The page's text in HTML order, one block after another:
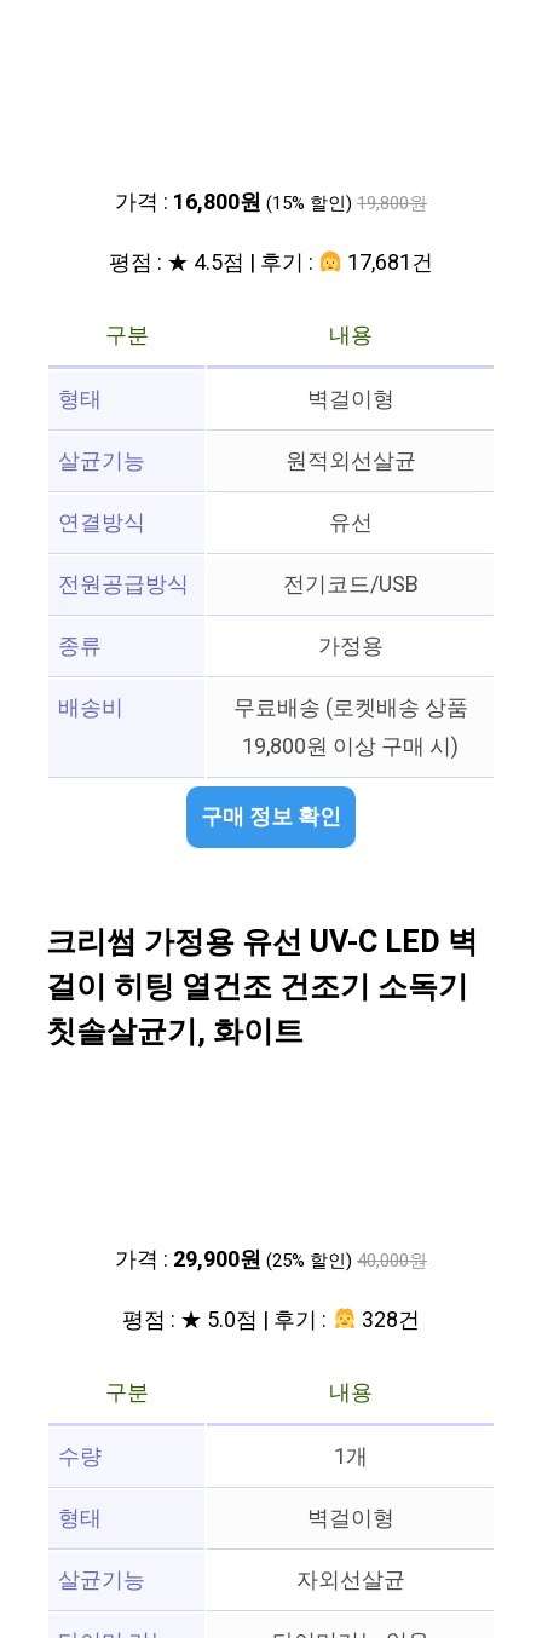
가격 : 16,800원 (15% 할인) 19,800원
평점 : ★ 4.5점 | 후기 : 17,681건
구분
내용
형태
벽걸이형
살균기능
원적외선살균
연결방식
유선
전원공급방식
전기코드/USB
종류
가정용
배송비
무료배송 (로켓배송 상품
19,800원 이상 구매 시)
구매 정보 확인
크리썸 가정용 유선 UV-C LED 벽
걸이 히팅 열건조 건조기 소독기
칫솔살균기, 화이트
가격 : 29,900원 (25% 할인) 40,000원
평점 : ★ 5.0점 | 후기 : 328건
구분
내용
수량
1개
형태
벽걸이형
살균기능
자외선살균